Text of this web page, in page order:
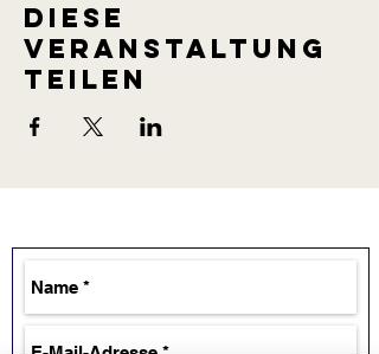
Diese
Veranstaltung
teilen